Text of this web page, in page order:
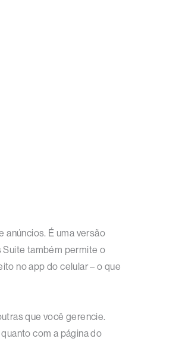
É uma versão
Suite também permite o
no app do celular – o que
que você gerencie.
com a página do